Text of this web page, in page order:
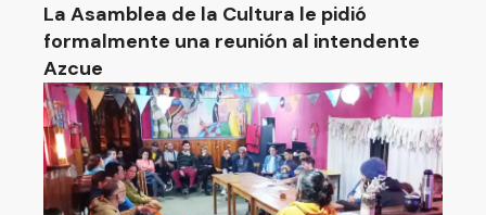
La Asamblea de la Cultura le pidió
formalmente una reunión al intendente
Azcue